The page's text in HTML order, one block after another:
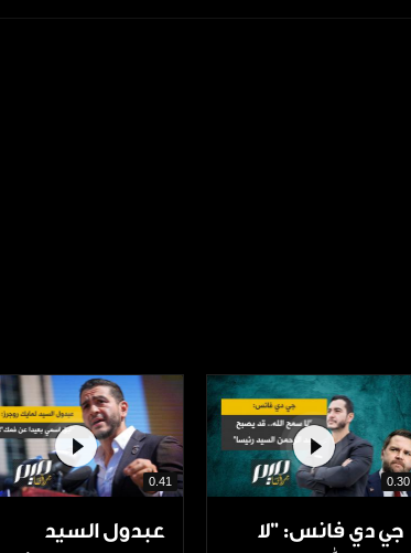
0.30
جي دي فانس: ”لا
0.41
عبدول السيد